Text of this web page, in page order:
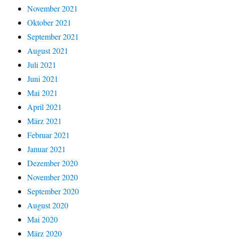
November 2021
Oktober 2021
September 2021
August 2021
Juli 2021
Juni 2021
Mai 2021
April 2021
März 2021
Februar 2021
Januar 2021
Dezember 2020
November 2020
September 2020
August 2020
Mai 2020
März 2020